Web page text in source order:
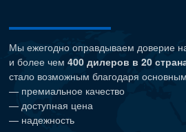
Мы ежегодно оправдываем доверие
и более чем 400 дилеров в 20
стало возможным благодаря
— премиальное качество
— доступная цена
— надежность